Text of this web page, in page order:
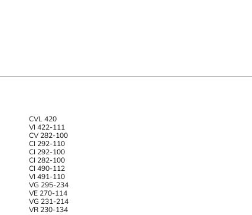
CVL 420
VI 422-111
CV 282-100
CI 292-110
CI 292-100
CI 282-100
CI 490-112
VI 491-110
VG 295-234
VE 270-114
VG 231-214
VR 230-134